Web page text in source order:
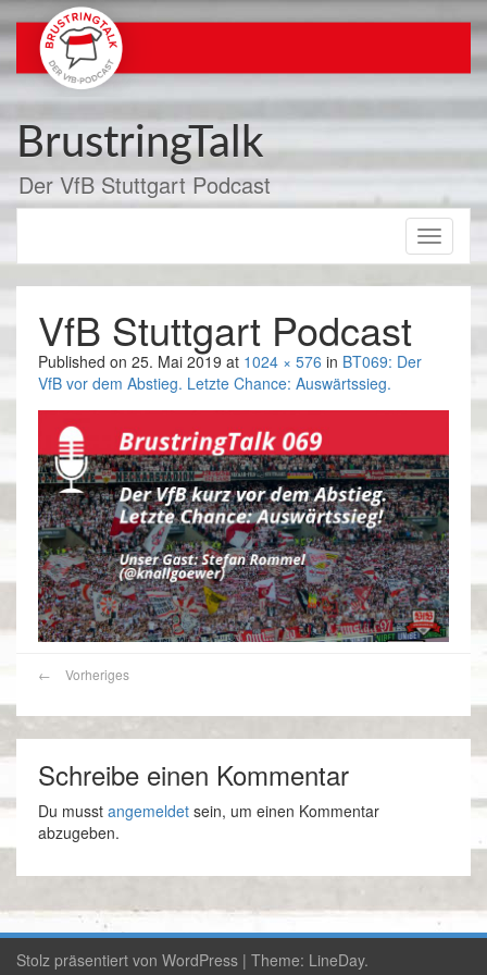
Inhalt
springen
BrustringTalk
Der VfB Stuttgart Podcast
Toggle
VfB Stuttgart Podcast
Published on 25. Mai 2019 at 1024 × 576 in BT069: Der
VfB vor dem Abstieg. Letzte Chance: Auswärtssieg.
← Vorheriges
Schreibe einen Kommentar
Du musst angemeldet sein, um einen Kommentar
abzugeben.
Stolz präsentiert von WordPress | Theme: LineDay.